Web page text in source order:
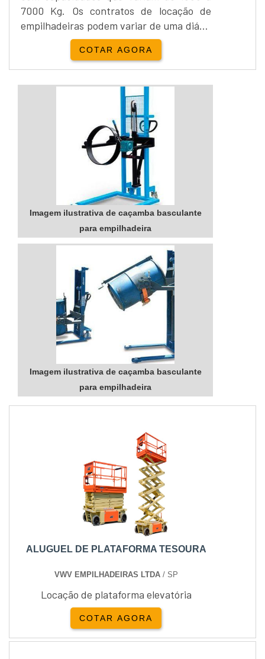
7000 Kg. Os contratos de locação de
empilhadeiras podem variar de uma diária
à necessidade do cliente, sempre com
intuito de proporcionar o melhor para os
clientes.Locação e venda Yale
Empilhadeira:Além da locação de
empilhadeiras, a Empipapa realiza a
venda de empilhadeira...
COTAR AGORA
Imagem ilustrativa de caçamba basculante
para empilhadeira
Imagem ilustrativa de caçamba basculante
para empilhadeira
ALUGUEL DE PLATAFORMA TESOURA
VWV EMPILHADEIRAS LTDA/ SP
Locação de plataforma elevatória
COTAR AGORA